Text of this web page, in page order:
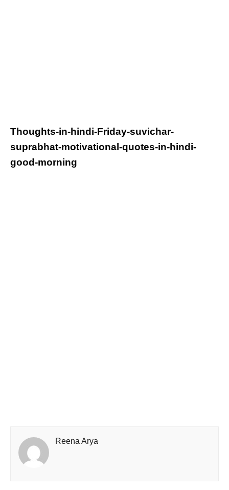
Thoughts-in-hindi-Friday-suvichar-
suprabhat-motivational-quotes-in-hindi-
good-morning
Reena Arya